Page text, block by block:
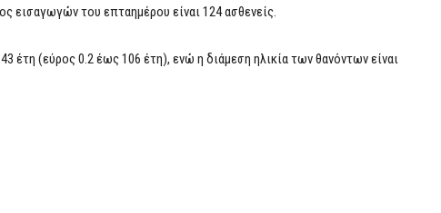
εισαγωγών του επταημέρου είναι 124 ασθενείς.
έτη (εύρος 0.2 έως 106 έτη), ενώ η διάμεση ηλικία των θανόντων είναι